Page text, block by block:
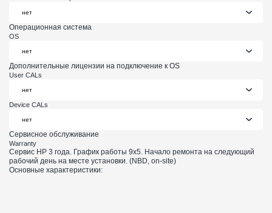
Операционная система
OS
Дополнительные лицензии на подключение к OS
User CALs
Device CALs
Сервисное обслуживание
Warranty
Сервис HP 3 года. График работы 9х5. Начало ремонта на следующий
рабочий день на месте установки. (NBD, on-site)
Основные характеристики: